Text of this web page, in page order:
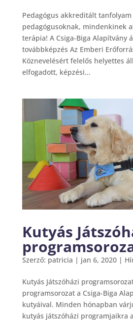
Pedagógus akkreditált tanfolyam
pedagógusoknak, mindenkinek
terápia! A Csiga-Biga Alapítvány
továbbképzés Az Emberi
Köznevelésért felelős helyettes
elfogadott, képzési...
Kutyás
Szerző: patricia | jan 6, 2020|
Kutyás Játszóházi
programsorozat a Csiga-Biga
kutyáival. Minden hónapban
kutyás játszóházi programjaikra